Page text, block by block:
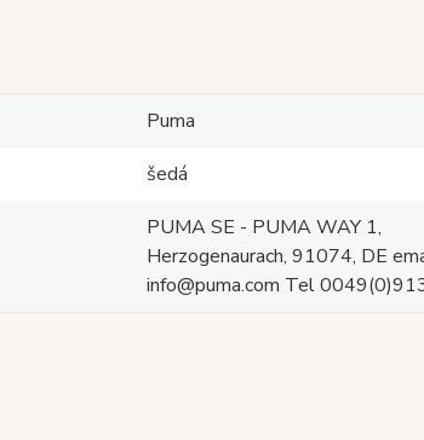
Puma
šedá
PUMA SE - PUMA WAY 1,
Herzogenaurach, 91074, DE
info@puma.com Tel